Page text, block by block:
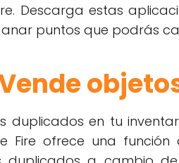
Descarga estas
puntos que podrás
duplicados en tu
Fire ofrece una